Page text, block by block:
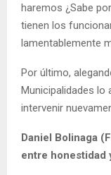
haremos ¿Sabe
tienen los
lamentablemente
Por último,
Municipalidades lo
intervenir
Daniel Bolinaga
entre honestidad